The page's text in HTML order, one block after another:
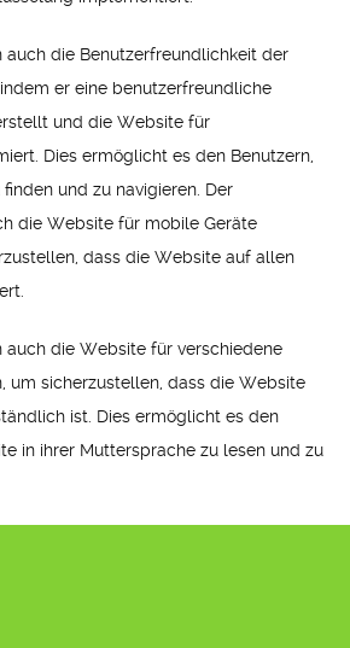
auch die Benutzerfreundlichkeit der
er eine benutzerfreundliche
und die Website für
Dies ermöglicht es den Benutzern,
und zu navigieren. Der
die Website für mobile Geräte
dass die Website auf allen
auch die Website für verschiedene
um sicherzustellen, dass die Website
ist. Dies ermöglicht es den
in ihrer Muttersprache zu lesen und zu